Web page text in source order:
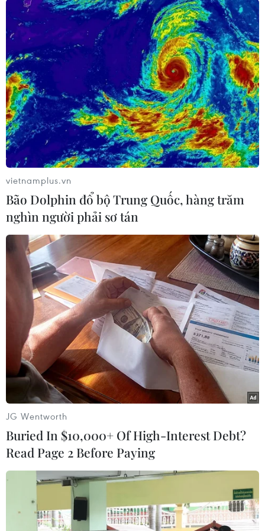
chủ trì phát trực tiếp, 14.000 lượt chia sẻ và hơn
470.000 lượt xem, cùng hơn 72.000 lượt bình
luận.
Tại phiên xét xử, bị cáo Nguyễn Chí Vững đã
thừa nhận hành vi phạm tội của bản thân. Nói
lời sau cùng, bị cáo Nguyễn Chí Vững bày tỏ ăn
năn, hối cải và mong Hội đồng xét xử xem xét
giảm nhẹ hình phạt.
Sau khi xem xét các tình tiết của vụ án, căn cứ
các quy định pháp luật có liên quan, thay mặt
Hội đồng xét xử, thẩm phán-chủ tọa phiên tòa
Bùi Anh Tuấn đã tuyên phạt bị cáo Nguyễn Chí
Vững 6 năm tù giam và 2 năm quản thúc tại địa
phương về tội “Làm, tàng trữ, phát tán, tuyên
truyền thông tin, tài liệu nhằm chống phá Nhà
nước Cộng hòa xã hội Chủ nghĩa Việt Nam," theo
quy định tại khoản 1, Điều 117 Bộ luật Hình sự
năm 2015 (sửa đổi, bổ sung năm 2017)./.
(TTXVN/Vietnam+)
vietnamplus.vn
Bão Dolphin đổ bộ Trung Quốc, hàng trăm
nghìn người phải sơ tán
JG Wentworth
Buried In $10,000+ Of High-Interest Debt?
Read Page 2 Before Paying